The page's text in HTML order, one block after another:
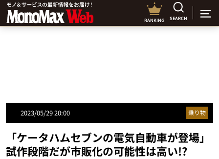
RANKING SEARCH
2023/05/29 20:00 乗り物
「ケータハムセブンの電気自動車が登場」
試作段階だが市販化の可能性は高い!?